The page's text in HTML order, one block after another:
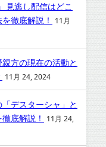
見逃し配信はどこ
徹底解説！
11月
方の現在の活動と
11月 24, 2024
「デスターシャ」と
底解説！
11月 24,